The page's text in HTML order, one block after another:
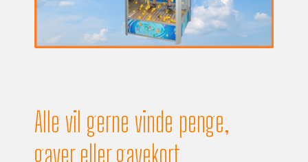
Alle vil gerne vinde penge,